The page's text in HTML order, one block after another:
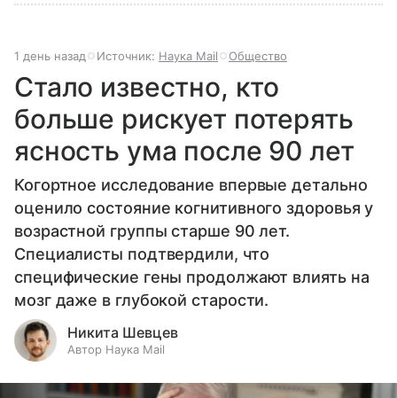
1 день назад Источник: Наука Mail Общество
Стало известно, кто
больше рискует потерять
ясность ума после 90 лет
Когортное исследование впервые детально
оценило состояние когнитивного здоровья у
возрастной группы старше 90 лет.
Специалисты подтвердили, что
специфические гены продолжают влиять на
мозг даже в глубокой старости.
Никита Шевцев
Автор Наука Mail